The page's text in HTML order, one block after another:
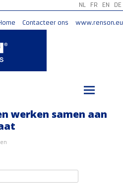
NL FR EN DE
Contacteer ons www.renson.eu
werken samen aan